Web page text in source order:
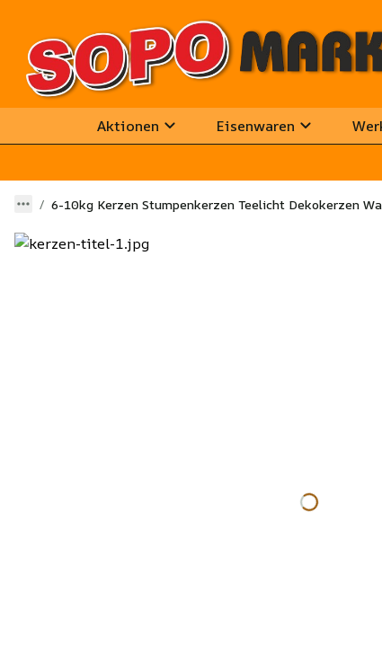
Aktionen Eisenwaren
6-10kg Kerzen Stumpenkerzen Teelicht Dekokerzen